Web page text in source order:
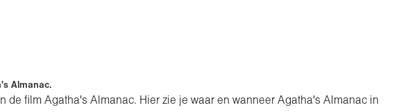
Almanac.
de film Agatha's Almanac. Hier zie je waar en wanneer Agatha's Almanac in